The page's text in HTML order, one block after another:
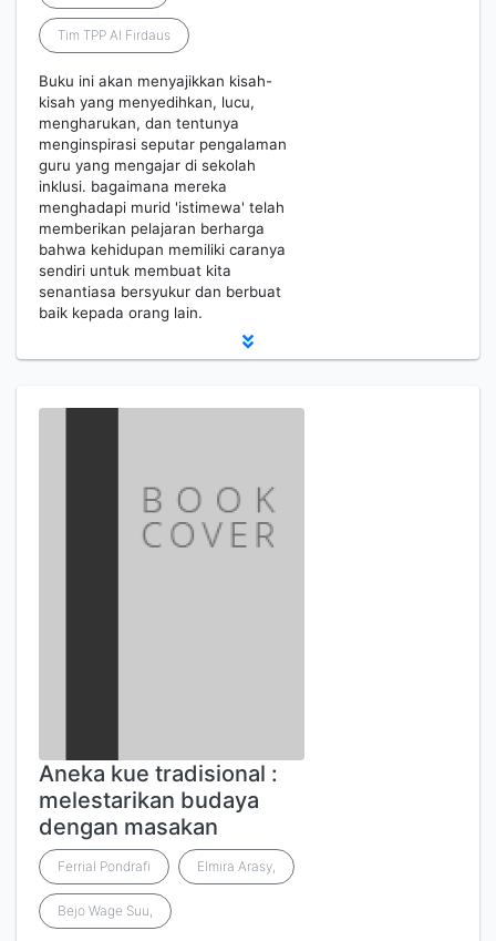
Tim TPP Al Firdaus
Buku ini akan menyajikkan kisah-
kisah yang menyedihkan, lucu,
mengharukan, dan tentunya
menginspirasi seputar pengalaman
guru yang mengajar di sekolah
inklusi. bagaimana mereka
menghadapi murid 'istimewa' telah
memberikan pelajaran berharga
bahwa kehidupan memiliki caranya
sendiri untuk membuat kita
senantiasa bersyukur dan berbuat
baik kepada orang lain.
Aneka kue tradisional :
melestarikan budaya
dengan masakan
Ferrial Pondrafi Elmira Arasy,
Bejo Wage Suu,